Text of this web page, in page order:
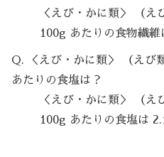
＜えび・かに類＞ （え
100g あたりの食物繊維
Q. ＜えび・かに類＞ （えび
あたりの食塩は？
＜えび・かに類＞ （え
100g あたりの食塩は